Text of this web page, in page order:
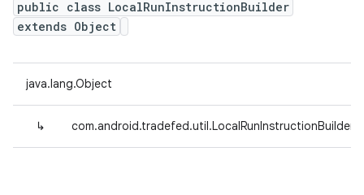
public class LocalRunInstructionBuilder
extends Object
java.lang.Object
↳ com.android.tradefed.util.LocalRunInstructionBuilder